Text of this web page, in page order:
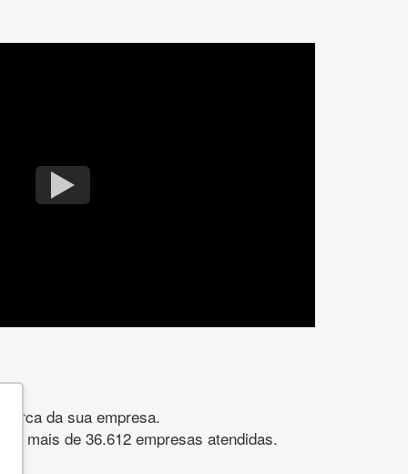
da sua empresa.
mais de 36.612 empresas atendidas.